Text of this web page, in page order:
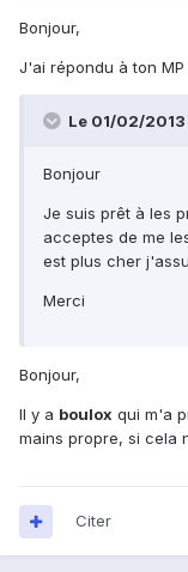
Bonjour,
J'ai répondu à ton MP
Le 01/02/2013
Bonjour
Je suis prêt à les
acceptes de me
est plus cher
Merci
Bonjour,
Il y a boulox qui m'a
mains propre, si cela
Citer